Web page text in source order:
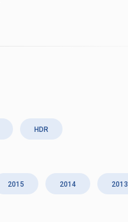
HDR
2015 2014 2013